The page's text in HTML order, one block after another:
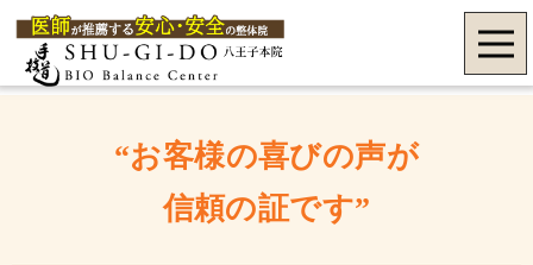
“お客様の喜びの声が
信頼の証です”